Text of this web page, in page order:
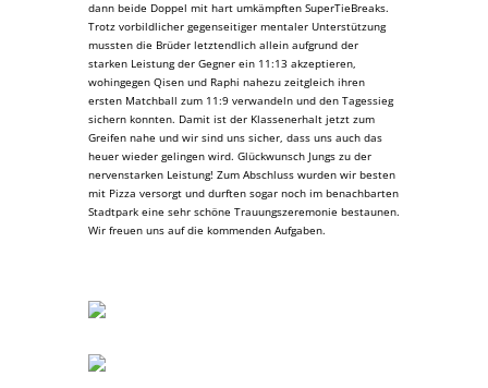
dann beide Doppel mit hart umkämpften SuperTieBreaks.
Trotz vorbildlicher gegenseitiger mentaler Unterstützung
mussten die Brüder letztendlich allein aufgrund der
starken Leistung der Gegner ein 11:13 akzeptieren,
wohingegen Qisen und Raphi nahezu zeitgleich ihren
ersten Matchball zum 11:9 verwandeln und den Tagessieg
sichern konnten. Damit ist der Klassenerhalt jetzt zum
Greifen nahe und wir sind uns sicher, dass uns auch das
heuer wieder gelingen wird. Glückwunsch Jungs zu der
nervenstarken Leistung! Zum Abschluss wurden wir besten
mit Pizza versorgt und durften sogar noch im benachbarten
Stadtpark eine sehr schöne Trauungszeremonie bestaunen.
Wir freuen uns auf die kommenden Aufgaben.